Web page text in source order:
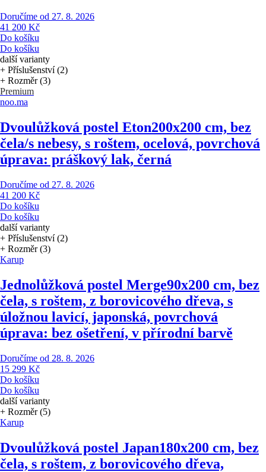
Doručíme od 27. 8. 2026
41 200 Kč
Do košíku
Do košíku
další varianty
+ Příslušenství (2)
+ Rozměr (3)
Premium
noo.ma
Dvoulůžková postel Eton200x200 cm, bez
čela/s nebesy, s roštem, ocelová, povrchová
úprava: práškový lak, černá
Doručíme od 27. 8. 2026
41 200 Kč
Do košíku
Do košíku
další varianty
+ Příslušenství (2)
+ Rozměr (3)
Karup
Jednolůžková postel Merge90x200 cm, bez
čela, s roštem, z borovicového dřeva, s
úložnou lavicí, japonská, povrchová
úprava: bez ošetření, v přírodní barvě
Doručíme od 28. 8. 2026
15 299 Kč
Do košíku
Do košíku
další varianty
+ Rozměr (5)
Karup
Dvoulůžková postel Japan180x200 cm, bez
čela, s roštem, z borovicového dřeva,